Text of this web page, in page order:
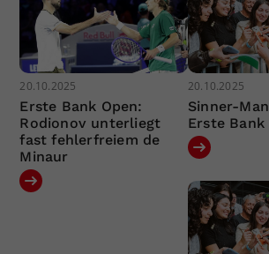
20.10.2025
Erste Bank Open:
Rodionov unterliegt
fast fehlerfreiem de
Minaur
20.10.2025
Sinner-
Erste Bank